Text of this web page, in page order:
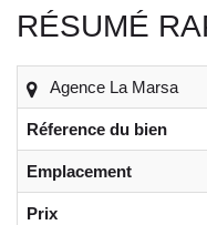
RÉSUMÉ
Agence La Marsa
Réference du bien
Emplacement
Prix